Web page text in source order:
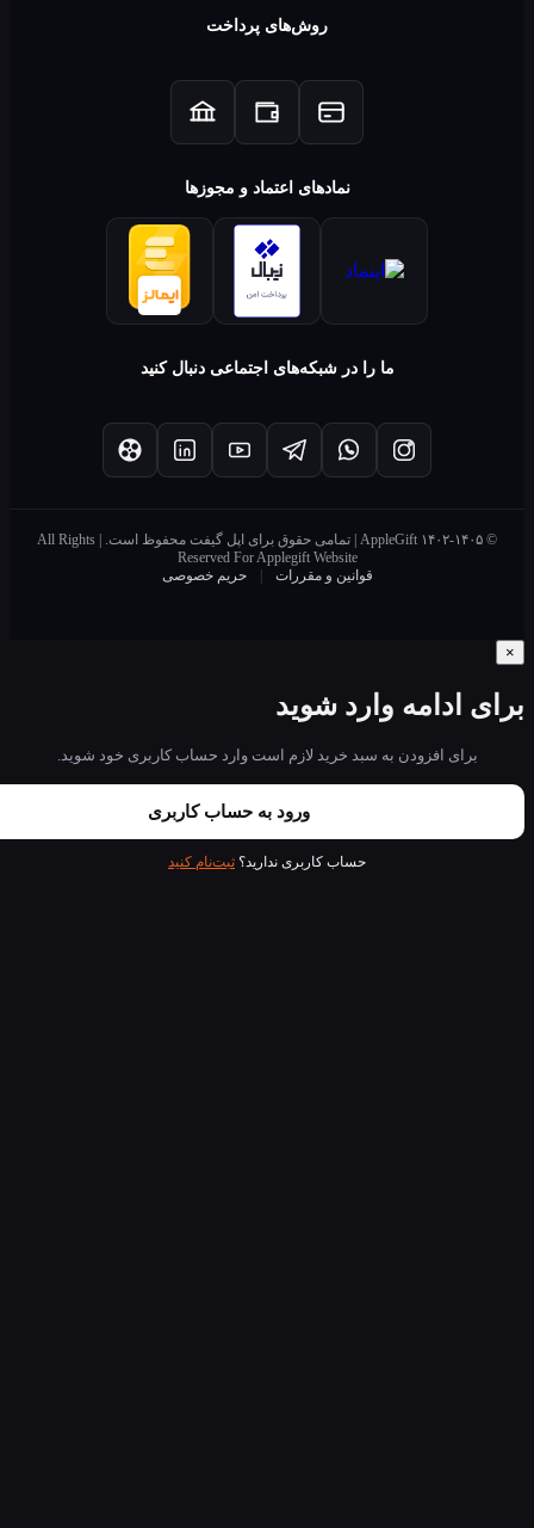
روش‌های پرداخت
نمادهای اعتماد و مجوزها
ما را در شبکه‌های اجتماعی دنبال کنید
© ۱۴۰۲-۱۴۰۵ AppleGift | تمامی حقوق برای اپل گیفت محفوظ است. | All Rights
Reserved For Applegift Website
قوانین و مقررات
| حریم خصوصی
وارد شوید
افزودن به سبد خرید لازم است وارد حساب کاربری خود شوید.
ورود به حساب کاربری
حساب کاربری ندارید؟ثبت‌نام کنید